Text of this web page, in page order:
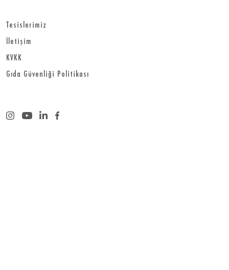
Tesislerimiz
İletişim
KVKK
Gıda Güvenliği Politikası